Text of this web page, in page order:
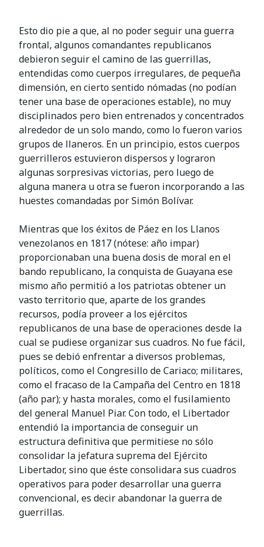
Esto dio pie a que, al no poder seguir una guerra
frontal, algunos comandantes republicanos
debieron seguir el camino de las guerrillas,
entendidas como cuerpos irregulares, de pequeña
dimensión, en cierto sentido nómadas (no podían
tener una base de operaciones estable), no muy
disciplinados pero bien entrenados y concentrados
alrededor de un solo mando, como lo fueron varios
grupos de llaneros. En un principio, estos cuerpos
guerrilleros estuvieron dispersos y lograron
algunas sorpresivas victorias, pero luego de
alguna manera u otra se fueron incorporando a las
huestes comandadas por Simón Bolívar.
Mientras que los éxitos de Páez en los Llanos
venezolanos en 1817 (nótese: año impar)
proporcionaban una buena dosis de moral en el
bando republicano, la conquista de Guayana ese
mismo año permitió a los patriotas obtener un
vasto territorio que, aparte de los grandes
recursos, podía proveer a los ejércitos
republicanos de una base de operaciones desde la
cual se pudiese organizar sus cuadros. No fue fácil,
pues se debió enfrentar a diversos problemas,
políticos, como el Congresillo de Cariaco; militares,
como el fracaso de la Campaña del Centro en 1818
(año par); y hasta morales, como el fusilamiento
del general Manuel Piar. Con todo, el Libertador
entendió la importancia de conseguir un
estructura definitiva que permitiese no sólo
consolidar la jefatura suprema del Ejército
Libertador, sino que éste consolidara sus cuadros
operativos para poder desarrollar una guerra
convencional, es decir abandonar la guerra de
guerrillas.